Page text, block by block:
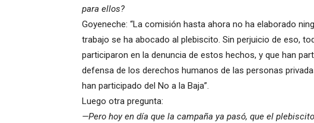
para ellos?
Goyeneche: “La comisión hasta ahora no ha elaborado
trabajo se ha abocado al plebiscito. Sin perjuicio de eso,
participaron en la denuncia de estos hechos, y que han
defensa de los derechos humanos de las personas
han participado del No a la Baja”.
Luego otra pregunta:
—Pero hoy en día que la campaña ya pasó, que el